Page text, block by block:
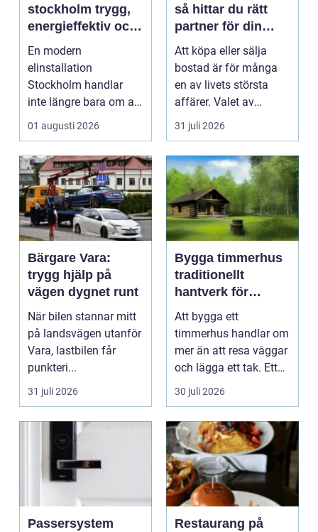
stockholm trygg,
energieffektiv och
framtidssäker el i
företagslokaler
En modern
elinstallation
Stockholm handlar
inte längre bara om att
få belysning och uttag
på rätt pl...
01 augusti 2026
så hittar du rätt
partner för din
bostadsaffär
Att köpa eller sälja
bostad är för många
en av livets största
affärer. Valet av
mäklare Värnamo
påve...
31 juli 2026
Bärgare Vara:
trygg hjälp på
vägen dygnet runt
När bilen stannar mitt
på landsvägen utanför
Vara, lastbilen får
punkteri...
31 juli 2026
Bygga timmerhus
traditionellt
hantverk för
moderna behov
Att bygga ett
timmerhus handlar om
mer än att resa väggar
och lägga ett tak. Ett
timmerhus är ett lå...
30 juli 2026
Passersystem
Restaurang på